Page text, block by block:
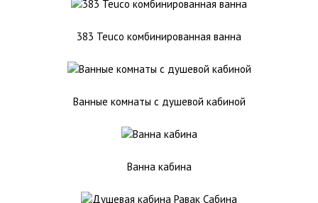
383 Teuco комбинированная ванна
Ванные комнаты с душевой кабиной
Ванна кабина